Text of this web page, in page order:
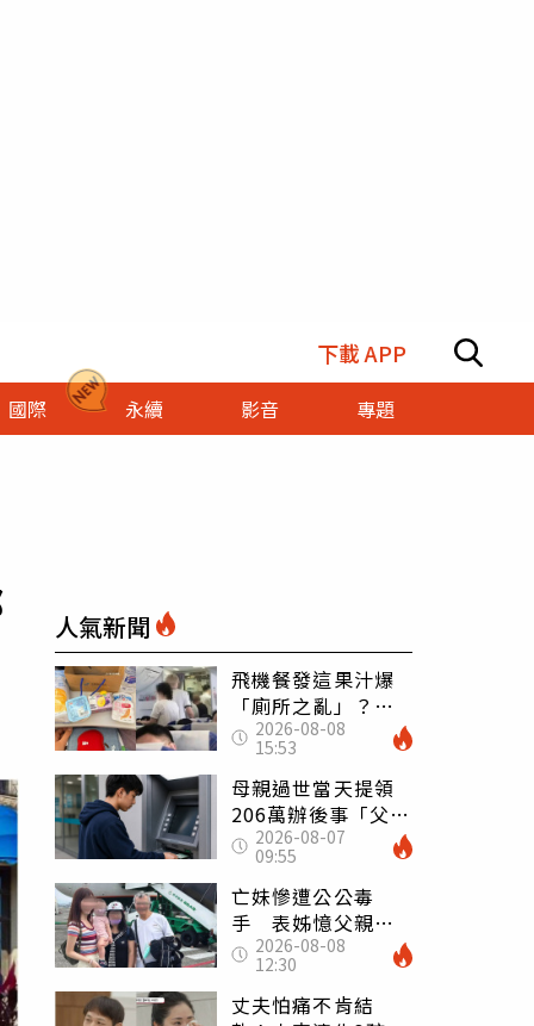
下載 APP
國際 永續 影音 專題
人氣新聞
飛機餐發這果汁爆
「廁所之亂」？乘
客崩潰：差點丟大
臉 醫揭3類人別亂
喝
2026-08-08
15:53
母親過世當天提領
206萬辦後事「父子
遭判刑」 律師：
搶錢先下手是罪
2026-08-07
09:55
亡妹慘遭公公毒
手 表姊憶父親節
前夕：小舅舅仍到
殯儀館陪她說話
2026-08-08
12:30
丈夫怕痛不肯結